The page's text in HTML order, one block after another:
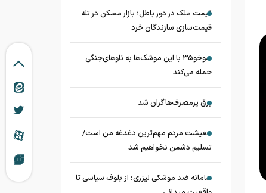
قیمت ملک در دور باطل؛ بازار مسکن در تله
قیمت‌سازی سازندگان خرد
سوخو۳۵ با این موشک‌ها به ناوهای‌جنگی
حمله می‌کند
برق پرمصرف‌ها گران شد
معیشت مردم مهم‌ترین دغدغه من است/
تسلیم دشمن نخواهیم شد
سامانه ضد موشکی لیزری؛ از بلوف سیاسی تا